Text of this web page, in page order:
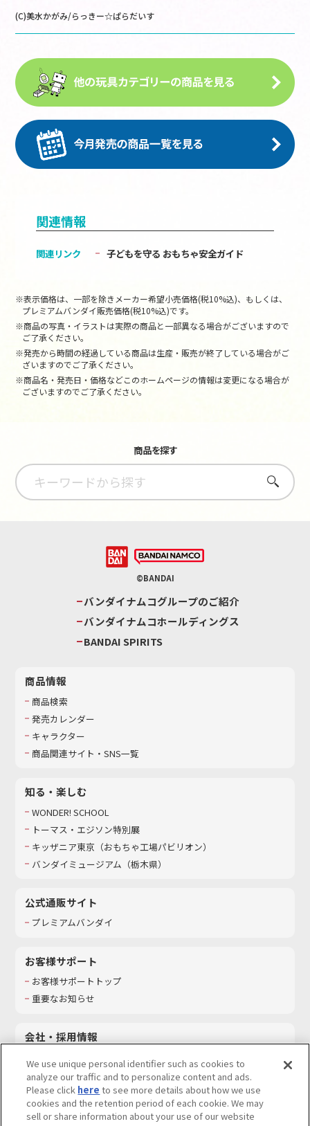
(C)美水かがみ/らっきー☆ぱらだいす
関連情報
関連リンク 子どもを守る おもちゃ安全ガイド
※表示価格は、一部を除きメーカー希望小売価格(税10%込)、もしくは、
プレミアムバンダイ販売価格(税10%込)です。
※商品の写真・イラストは実際の商品と一部異なる場合がございますので
ご了承ください。
※発売から時間の経過している商品は生産・販売が終了している場合がご
ざいますのでご了承ください。
※商品名・発売日・価格などこのホームページの情報は変更になる場合が
ございますのでご了承ください。
商品を探す
さがす
©BANDAI
バンダイナムコグループのご紹介
バンダイナムコホールディングス
BANDAI SPIRITS
商品情報
商品検索
発売カレンダー
キャラクター
商品関連サイト・SNS一覧
知る・楽しむ
WONDER! SCHOOL
トーマス・エジソン特別展
キッザニア東京（おもちゃ工場パビリオン）​
バンダイミュージアム（栃木県）
公式通販サイト
プレミアムバンダイ
お客様サポート
お客様サポートトップ
重要なお知らせ
会社・採用情報
採用情報
サステナビリティ
お問い合わせ
We use unique personal identifier such as cookies to
analyze our traffic and to personalize content and ads.
Please click here to see more details about how we use
cookies and the retention period of each cookie. We may
sell or share information about your use of our website